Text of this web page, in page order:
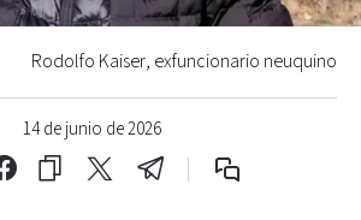
14 de junio de 2026
Rodolfo Kaiser, exfuncionario neuquino